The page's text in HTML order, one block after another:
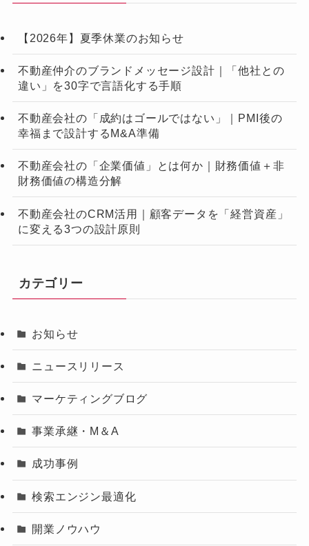
【2026年】夏季休業のお知らせ
不動産仲介のブランドメッセージ設計｜「他社との
違い」を30字で言語化する手順
不動産会社の「成約はゴールではない」｜PMI後の
幸福まで設計するM&A準備
不動産会社の「企業価値」とは何か｜財務価値＋非
財務価値の構造分解
不動産会社のCRM活用｜顧客データを「経営資産」
に変える3つの設計原則
カテゴリー
お知らせ
ニュースリリース
マーケティングブログ
事業承継・M＆A
成功事例
検索エンジン最適化
開業ノウハウ